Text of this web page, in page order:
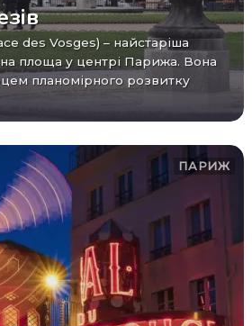
площа у центрі Парижа. Вона
планомірного розвитку
ПАРИЖ